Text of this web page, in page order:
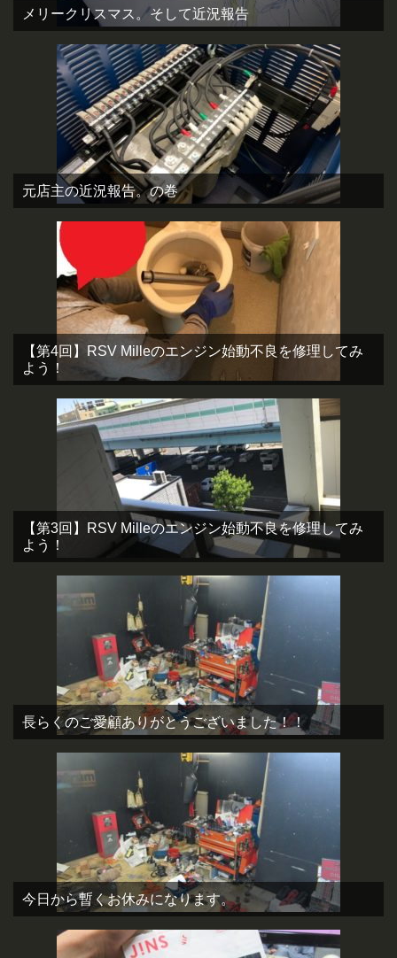
メリークリスマス。そして近況報告
元店主の近況報告。の巻
【第4回】RSV Milleのエンジン始動不良を修理してみ
よう！
【第3回】RSV Milleのエンジン始動不良を修理してみ
よう！
長らくのご愛顧ありがとうございました！！
今日から暫くお休みになります。